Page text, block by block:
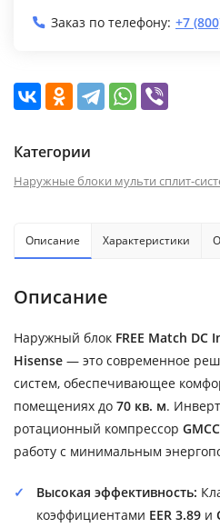
Заказ по телефону: +7
Категории
Наружные блоки мульти сплит-
Описание Характеристики
Описание
Наружный блок FREE Match DC
Hisense — это современное
систем, обеспечивающее
помещениях до 70 кв. м.
ротационный компрессор GMCC
работу с минимальным
Высокая эффективность:
коэффициентами EER 3.89 и